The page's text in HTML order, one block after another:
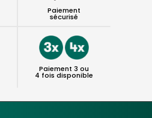
Paiement
sécurisé
Paiement 3 ou
4 fois disponible